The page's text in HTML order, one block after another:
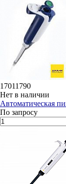
17011790
Нет в наличии
Автоматическая
По запросу